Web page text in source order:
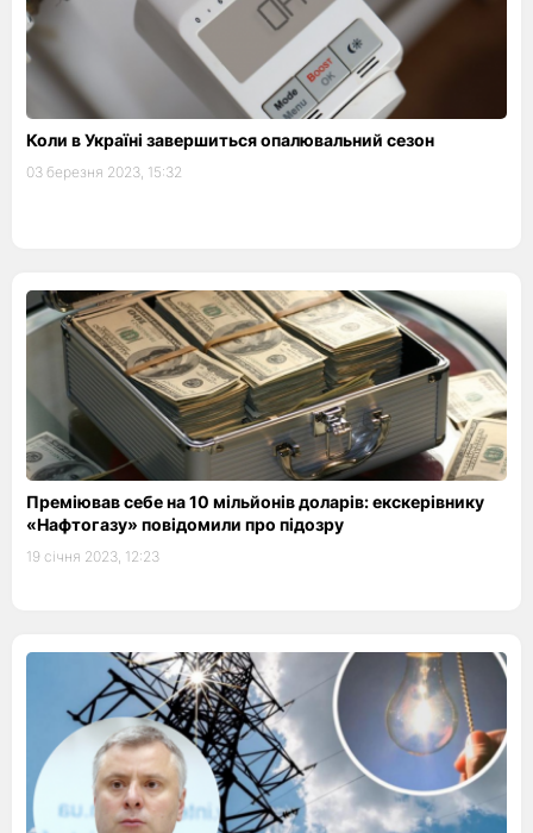
Коли в Україні завершиться опалювальний сезон
03 березня 2023, 15:32
Преміював себе на 10 мільйонів доларів: екскерівнику
«Нафтогазу» повідомили про підозру
19 січня 2023, 12:23